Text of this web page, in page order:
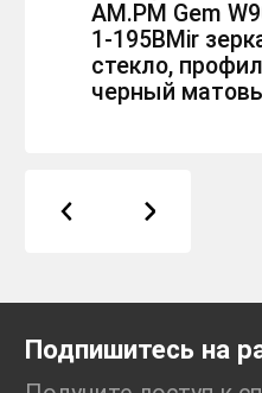
AM.PM Gem
1-195BMir
стекло,
черный
Подпишитесь на